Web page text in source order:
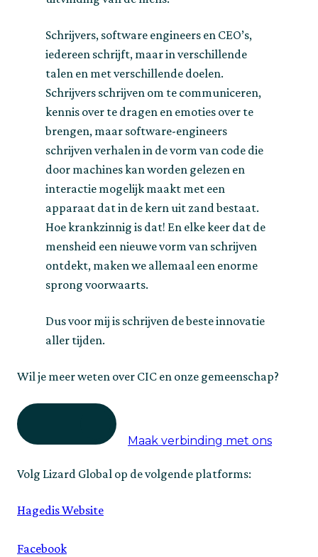
Schrijvers, software engineers en CEO’s,
iedereen schrijft, maar in verschillende
talen en met verschillende doelen.
Schrijvers schrijven om te communiceren,
kennis over te dragen en emoties over te
brengen, maar software-engineers
schrijven verhalen in de vorm van code die
door machines kan worden gelezen en
interactie mogelijk maakt met een
apparaat dat in de kern uit zand bestaat.
Hoe krankzinnig is dat! En elke keer dat de
mensheid een nieuwe vorm van schrijven
ontdekt, maken we allemaal een enorme
sprong voorwaarts.
Dus voor mij is schrijven de beste innovatie
aller tijden.
Wil je meer weten over CIC en onze gemeenschap?
Maak verbinding met ons
Volg Lizard Global op de volgende platforms:
Hagedis Website
Facebook